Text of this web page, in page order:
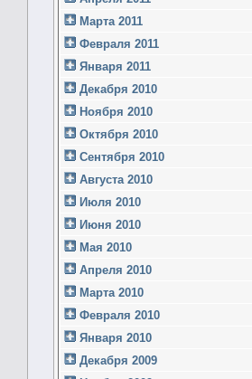
Марта 2011
Февраля 2011
Января 2011
Декабря 2010
Ноября 2010
Октября 2010
Сентября 2010
Августа 2010
Июля 2010
Июня 2010
Мая 2010
Апреля 2010
Марта 2010
Февраля 2010
Января 2010
Декабря 2009